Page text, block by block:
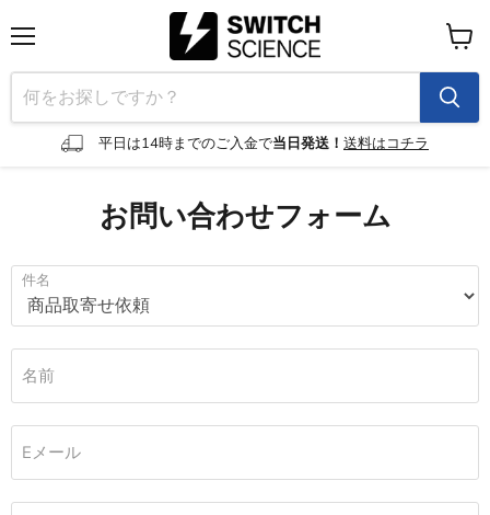
ニ
ュ
ー
平日は14時までのご入金で当日発送！ 送料はコチラ
カ
ー
ト
を
見
お問い合わせフォーム
件名
名前
Eメール